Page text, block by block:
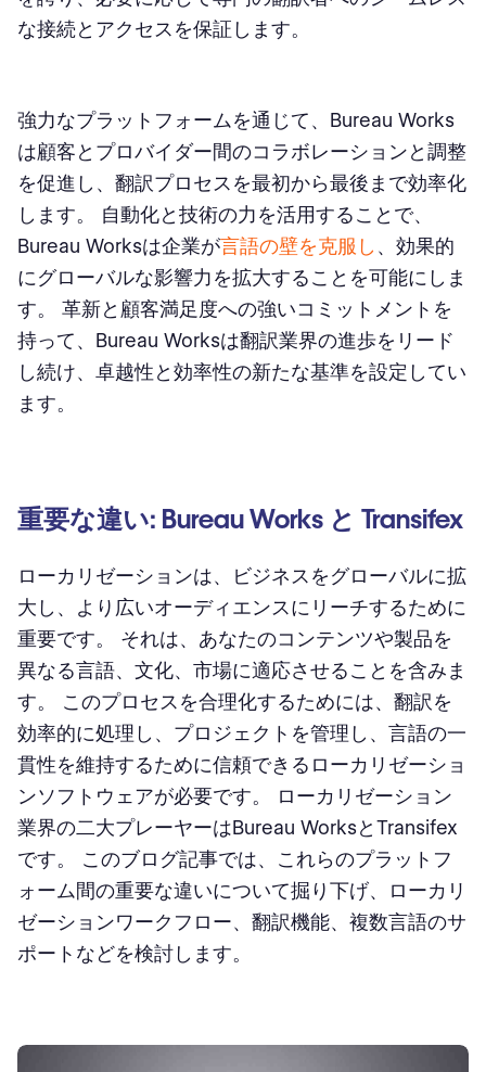
な接続とアクセスを保証します。
強力なプラットフォームを通じて、Bureau Works
は顧客とプロバイダー間のコラボレーションと調整
を促進し、翻訳プロセスを最初から最後まで効率化
します。 自動化と技術の力を活用することで、
Bureau Worksは企業が言語の壁を克服し 、効果的
にグローバルな影響力を拡大することを可能にしま
す。 革新と顧客満足度への強いコミットメントを
持って、Bureau Worksは翻訳業界の進歩をリード
し続け、卓越性と効率性の新たな基準を設定してい
ます。
重要な違い: Bureau Works と Transifex
ローカリゼーションは、ビジネスをグローバルに拡
大し、より広いオーディエンスにリーチするために
重要です。 それは、あなたのコンテンツや製品を
異なる言語、文化、市場に適応させることを含みま
す。 このプロセスを合理化するためには、翻訳を
効率的に処理し、プロジェクトを管理し、言語の一
貫性を維持するために信頼できるローカリゼーショ
ンソフトウェアが必要です。 ローカリゼーション
業界の二大プレーヤーはBureau WorksとTransifex
です。 このブログ記事では、これらのプラットフ
ォーム間の重要な違いについて掘り下げ、ローカリ
ゼーションワークフロー、翻訳機能、複数言語のサ
ポートなどを検討します。